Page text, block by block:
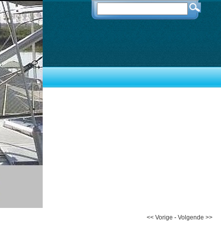
<< Vorige - Volgende >>